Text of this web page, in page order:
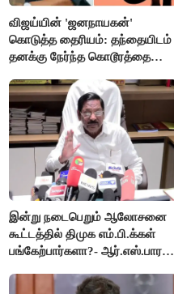
விஜய்யின் 'ஜனநாயகன்'
கொடுத்த தைரியம்: தந்தையிடம்
தனக்கு நேர்ந்த கொடூரத்தை
இன்று நடைபெறும் ஆலோசனை
கூட்டத்தில் திமுக எம்.பி.க்கள்
பங்கேற்பார்களா?- ஆர்.எஸ்.பாரதி